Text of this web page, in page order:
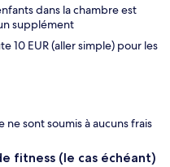
dans la chambre est
supplément
10 EUR (aller simple) pour les
ne sont soumis à aucuns frais
fitness (le cas échéant)